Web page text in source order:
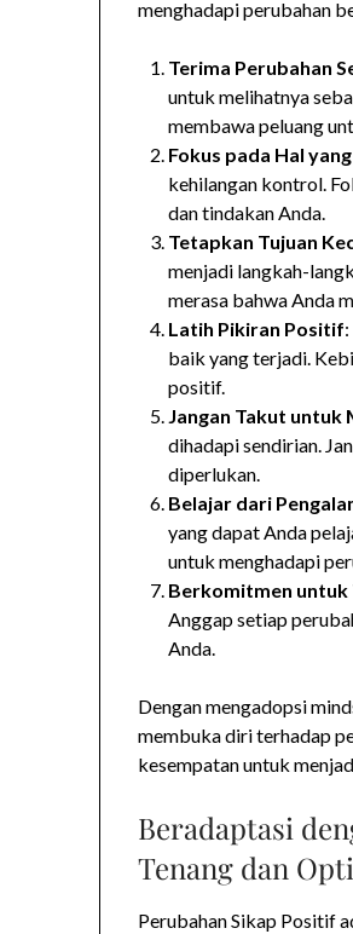
menghadapi perubahan
Terima Perubahan
untuk melihatnya
membawa peluang
Fokus pada Hal
kehilangan kontrol.
dan tindakan Anda.
Tetapkan Tujuan
menjadi langkah-
merasa bahwa Anda
Latih Pikiran Positif
baik yang terjadi.
positif.
Jangan Takut untuk
dihadapi sendirian.
diperlukan.
Belajar dari
yang dapat Anda
untuk menghadapi
Berkomitmen untuk
Anggap setiap
Anda.
Dengan mengadopsi
membuka diri terhadap
kesempatan untuk
Beradaptasi
Tenang dan
Perubahan Sikap Positif